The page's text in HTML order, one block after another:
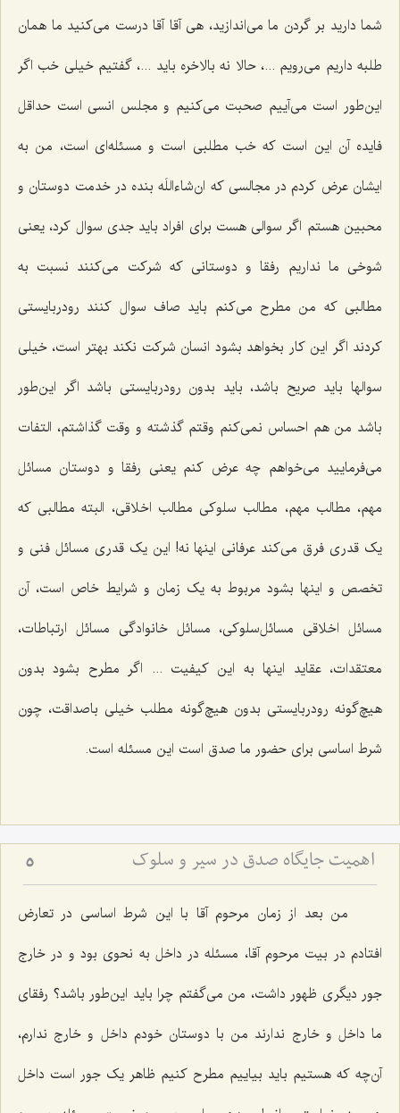
شما دارید بر گردن ما می‌اندازید، هی آقا آقا درست می‌کنید ما همان
طلبه داریم می‌رویم ...، حالا نه بالاخره باید ...، گفتیم خیلی خب اگر
این‌طور است می‌آییم صحبت می‌کنیم و مجلس انسی است حداقل
فایده آن این است که خب مطلبی است و مسئله‌ای است، من به
ایشان عرض کردم در مجالسی که ان‌شاءاللَه بنده در خدمت دوستان و
محبین هستم اگر سوالی هست برای افراد باید جدی سوال کرد، یعنی
شوخی ما نداریم رفقا و دوستانی که شرکت می‌کنند نسبت به
مطالبی که من مطرح می‌کنم باید صاف سوال کنند رودربایستی
کردند اگر این کار بخواهد بشود انسان شرکت نکند بهتر است، خیلی
سوالها باید صریح باشد، باید بدون رودربایستی باشد اگر این‌طور
باشد من هم احساس نمی‌کنم وقتم گذشته و وقت گذاشتم، التفات
می‌فرمایید می‌خواهم چه عرض کنم یعنی رفقا و دوستان مسائل
مهم، مطالب مهم، مطالب سلوکی مطالب اخلاقی، البته مطالبی که
یک قدری فرق می‌کند عرفانی اینها نه! این یک قدری مسائل فنی و
تخصص و اینها بشود مربوط به یک زمان و شرایط خاص است، آن
مسائل اخلاقی مسائل‌سلوکی، مسائل خانوادگی مسائل ارتباطات،
معتقدات، عقاید اینها به این کیفیت ... اگر مطرح بشود بدون
هیچ‌گونه رودربایستی بدون هیچ‌گونه مطلب خیلی باصداقت، چون
شرط اساسی برای حضور ما صدق است این مسئله است.
اهمیت جایگاه صدق در سیر و سلوک 5
من بعد از زمان مرحوم آقا با این شرط اساسی در تعارض
افتادم در بیت مرحوم آقا، مسئله در داخل به نحوی بود و در خارج
جور دیگری ظهور داشت، من می‌گفتم چرا باید این‌طور باشد؟ رفقای
ما داخل و خارج ندارند من با دوستان خودم داخل و خارج ندارم،
آن‌چه که هستیم باید بیاییم مطرح کنیم ظاهر یک جور است داخل